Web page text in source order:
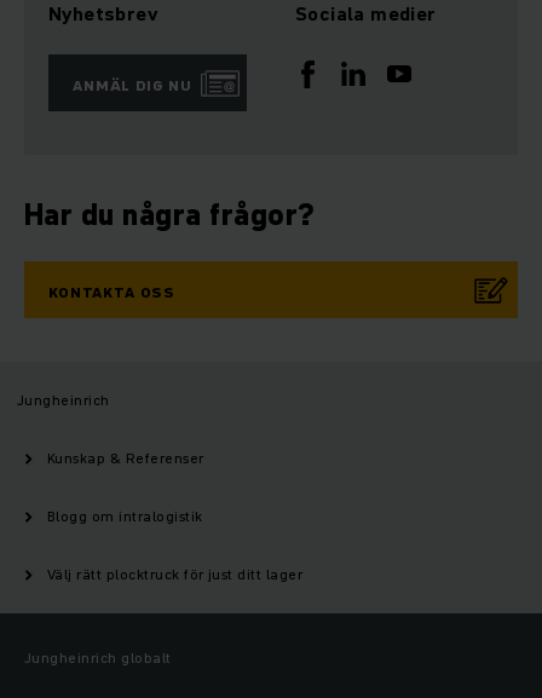
Nyhetsbrev
ANMÄL DIG NU
Sociala medier
Har du några frågor?
KONTAKTA OSS
Jungheinrich
Kunskap & Referenser
Blogg om intralogistik
Välj rätt plocktruck för just ditt lager
Jungheinrich globalt